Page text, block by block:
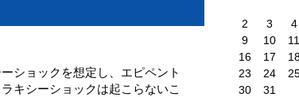
ショックを想定し、エピペント
キシーショックは起こらないこ
2
3 4
9
10 11
16
17
23
24
30
31